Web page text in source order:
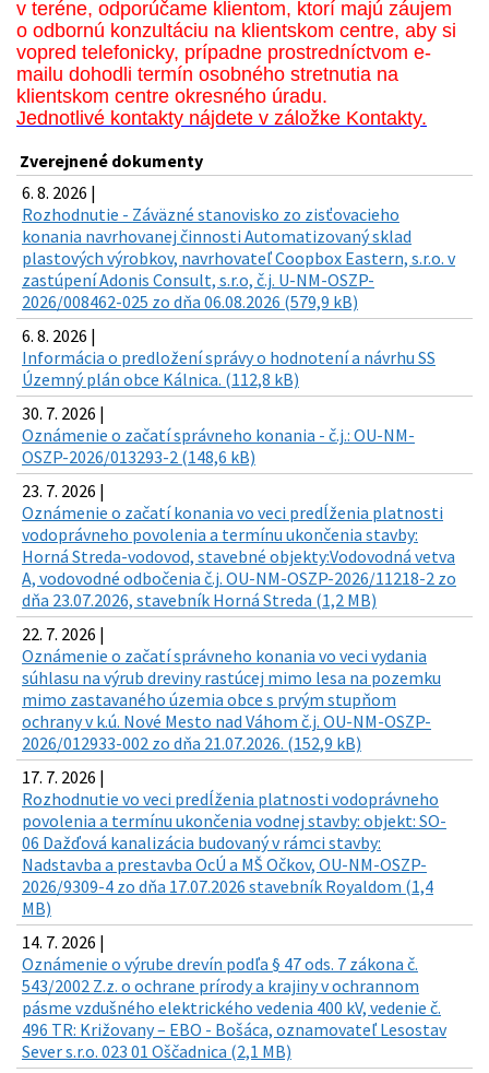
v teréne, odporúčame klientom, ktorí majú záujem
o odbornú konzultáciu na klientskom centre, aby si
vopred telefonicky, prípadne prostredníctvom e-
mailu dohodli termín osobného stretnutia na
klientskom centre okresného úradu.
Jednotlivé kontakty nájdete v záložke Kontakty.
Zverejnené dokumenty
6. 8. 2026 |
Rozhodnutie - Záväzné stanovisko zo zisťovacieho
konania navrhovanej činnosti Automatizovaný sklad
plastových výrobkov, navrhovateľ Coopbox Eastern, s.r.o. v
zastúpení Adonis Consult, s.r.o, č.j. U-NM-OSZP-
2026/008462-025 zo dňa 06.08.2026 (579,9 kB)
6. 8. 2026 |
Informácia o predložení správy o hodnotení a návrhu SS
Územný plán obce Kálnica. (112,8 kB)
30. 7. 2026 |
Oznámenie o začatí správneho konania - č.j.: OU-NM-
OSZP-2026/013293-2 (148,6 kB)
23. 7. 2026 |
Oznámenie o začatí konania vo veci predĺženia platnosti
vodoprávneho povolenia a termínu ukončenia stavby:
Horná Streda-vodovod, stavebné objekty:Vodovodná vetva
A, vodovodné odbočenia č.j. OU-NM-OSZP-2026/11218-2 zo
dňa 23.07.2026, stavebník Horná Streda (1,2 MB)
22. 7. 2026 |
Oznámenie o začatí správneho konania vo veci vydania
súhlasu na výrub dreviny rastúcej mimo lesa na pozemku
mimo zastavaného územia obce s prvým stupňom
ochrany v k.ú. Nové Mesto nad Váhom č.j. OU-NM-OSZP-
2026/012933-002 zo dňa 21.07.2026. (152,9 kB)
17. 7. 2026 |
Rozhodnutie vo veci predĺženia platnosti vodoprávneho
povolenia a termínu ukončenia vodnej stavby: objekt: SO-
06 Dažďová kanalizácia budovaný v rámci stavby:
Nadstavba a prestavba OcÚ a MŠ Očkov, OU-NM-OSZP-
2026/9309-4 zo dňa 17.07.2026 stavebník Royaldom (1,4
MB)
14. 7. 2026 |
Oznámenie o výrube drevín podľa § 47 ods. 7 zákona č.
543/2002 Z.z. o ochrane prírody a krajiny v ochrannom
pásme vzdušného elektrického vedenia 400 kV, vedenie č.
496 TR: Križovany – EBO - Bošáca, oznamovateľ Lesostav
Sever s.r.o. 023 01 Oščadnica (2,1 MB)